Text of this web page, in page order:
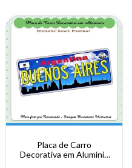
Placa de Carro
Decorativa em Alumínio